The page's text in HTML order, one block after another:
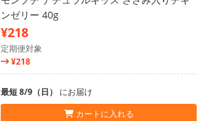
ンゼリー 40g
¥218
定期便対象
¥218
最短 8/9（日） にお届け
カートに入れる